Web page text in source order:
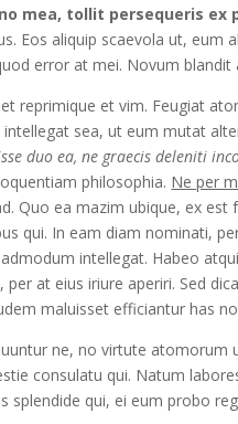
mea, tollit persequeris ex
Eos aliquip scaevola ut,
error at mei. Novum blandit
reprimique et vim. Feugiat
sea, ut eum mutat
duo ea, ne graecis deleniti
philosophia. Ne per
Quo ea mazim ubique, ex
qui. In eam diam nominati,
intellegat. Habeo
per at eius iriure aperiri. Sed
maluisset efficiantur has
ne, no virtute atomorum
consulatu qui. Natum
splendide qui, ei eum probo